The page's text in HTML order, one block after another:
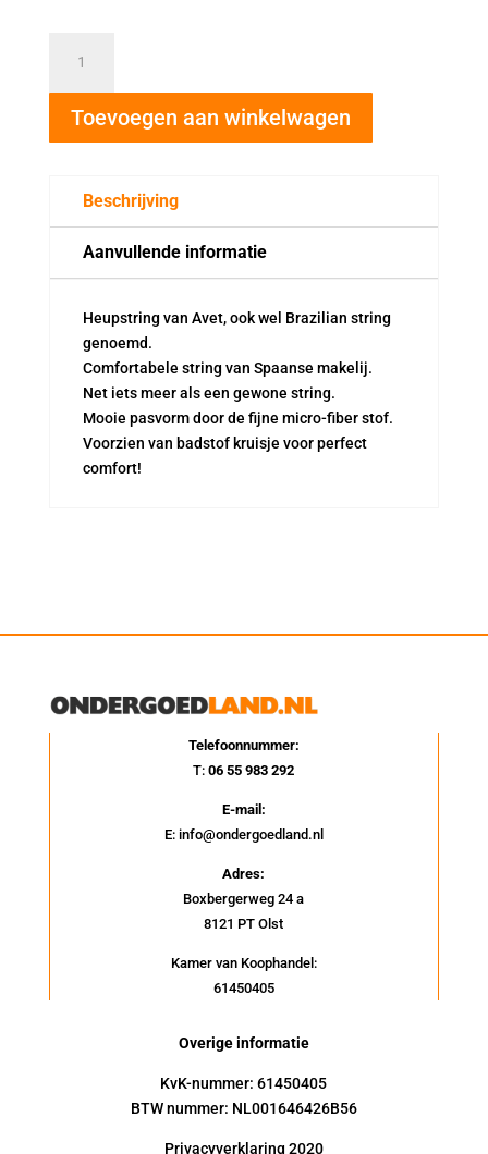
hipster
string
beige
aantal
Toevoegen aan winkelwagen
Beschrijving
Aanvullende informatie
Heupstring van Avet, ook wel Brazilian string
genoemd.
Comfortabele string van Spaanse makelij.
Net iets meer als een gewone string.
Mooie pasvorm door de fijne micro-fiber stof.
Voorzien van badstof kruisje voor perfect
comfort!
Telefoonnummer:
T:06 55 983 292
E-mail:
E: info@ondergoedland.nl
Adres:
Boxbergerweg 24 a
8121 PT Olst
Kamer van Koophandel:
61450405
Overige informatie
KvK-nummer: 61450405
BTW nummer: NL001646426B56
Privacyverklaring 2020